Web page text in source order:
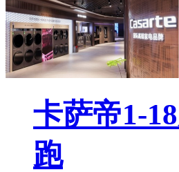
卡萨帝1-
跑